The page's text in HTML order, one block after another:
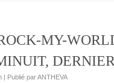
MY-
| Publié par ANTHEVA